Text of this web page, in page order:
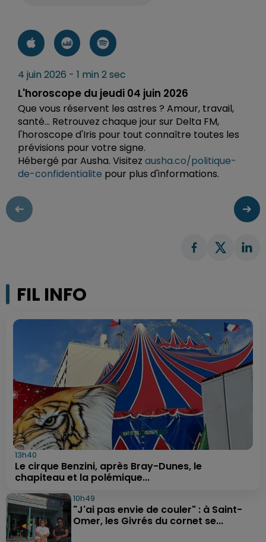
4 juin 2026 - 1 min 2 sec
L'horoscope du jeudi 04 juin 2026
Que vous réservent les astres ? Amour, travail,
santé... Retrouvez chaque jour sur Delta FM,
l'horoscope d'Iris pour tout connaître toutes les
prévisions pour votre signe.
Hébergé par Ausha. Visitez ausha.co/politique-
de-confidentialite pour plus d'informations.
FIL INFO
13h40
Le cirque Benzini, après Bray-Dunes, le
chapiteau et la polémique...
10h49
"J'ai pas envie de couler" : à Saint-
Omer, les Givrés du cornet se...